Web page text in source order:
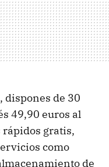
, dispones de 30
49,90 euros al
gratis,
como
de